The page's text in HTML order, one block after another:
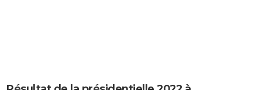
CARTE DE VOEUX